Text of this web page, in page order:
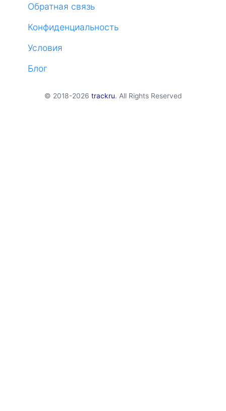
Обратная связь
Конфиденциальность
Условия
Блог
© 2018-2026 trackru. All Rights Reserved